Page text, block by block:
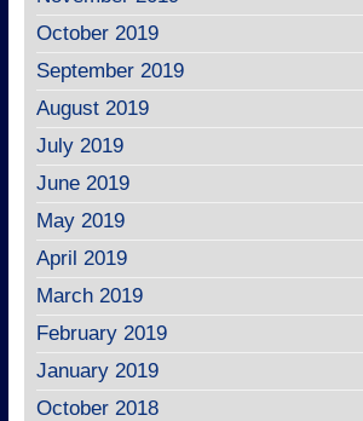
October 2019
September 2019
August 2019
July 2019
June 2019
May 2019
April 2019
March 2019
February 2019
January 2019
October 2018